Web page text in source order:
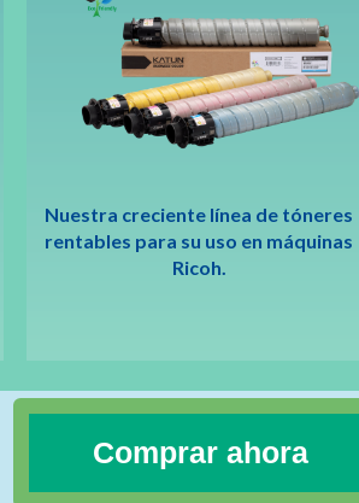
Nuestra creciente línea de tóneres
rentables para su uso en máquinas
Ricoh.
Comprar ahora